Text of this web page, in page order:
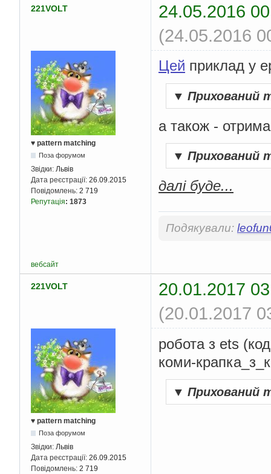
221VOLT
24.05.2016
(24.05.2016
♥ pattern matching
Поза форумом
Звідки: Львів
Дата реєстрації: 26.09.2015
Повідомлень: 2 719
Репутація: 1873
Цей приклад у
▼ Прихований
а також -
▼ Прихований
далі буде...
Подякували:
вебсайт
221VOLT
20.01.2017
(20.01.2017
♥ pattern matching
Поза форумом
Звідки: Львів
Дата реєстрації: 26.09.2015
Повідомлень: 2 719
робота з ets
коми-
▼ Прихований